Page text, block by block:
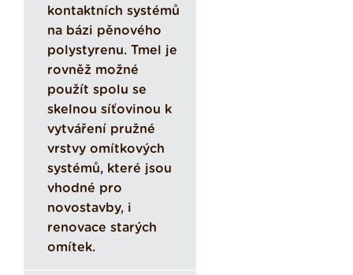
kontaktních systémů
na bázi pěnového
polystyrenu. Tmel je
rovněž možné
použít spolu se
skelnou síťovinou k
vytváření pružné
vrstvy omítkových
systémů, které jsou
vhodné pro
novostavby, i
renovace starých
omítek.